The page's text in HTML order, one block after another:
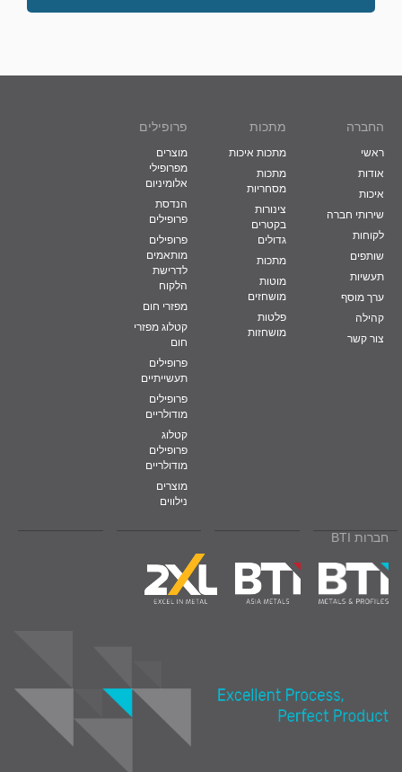
החברה
ראשי
אודות
איכות
שירותי חברה
לקוחות
שותפים
תעשיות
ערך מוסף
קהילה
צור קשר
מתכות
מתכות איכות
מתכות
מסחריות
צינורות
בקטרים
גדולים
מתכות
מוטות
מושחזים
פלטות
מושחזות
פרופילים
מוצרים
מפרופילי
אלומיניום
הנדסת
פרופילים
פרופילים
מותאמים
לדרישת
הלקוח
מפזרי חום
קטלוג מפזרי
חום
פרופילים
תעשייתיים
פרופילים
מודולריים
קטלוג
פרופילים
מודולריים
מוצרים
נילווים
חברות BTI